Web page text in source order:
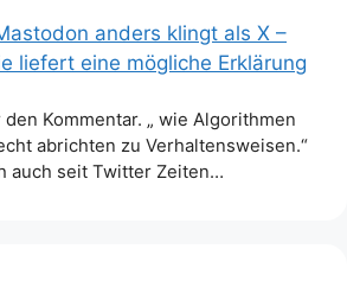
anders klingt als X –
liefert eine mögliche Erklärung
Kommentar. „ wie Algorithmen
abrichten zu Verhaltensweisen.“
auch seit Twitter Zeiten…